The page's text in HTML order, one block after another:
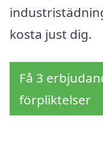
kosta just dig.
Få 3
förpliktelser